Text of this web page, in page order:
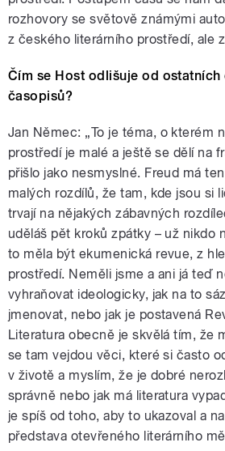
rozhovory se světově známými
z českého literárního prostředí, ale
Čím se Host odlišuje od
časopisů?
Jan Němec: „To je téma, o kterém
prostředí je malé a ještě se dělí na
přišlo jako nesmyslné. Freud má
malých rozdílů, že tam, kde jsou si
trvají na nějakých zábavných
uděláš pět kroků zpátky – už nikdo
to měla být ekumenická revue, z
prostředí. Neměli jsme a ani já teď
vyhraňovat ideologicky, jak na to
jmenovat, nebo jak je postavená
Literatura obecně je skvělá tím, že
se tam vejdou věci, které si často
v životě a myslím, že je dobré
správně nebo jak má literatura
je spíš od toho, aby to ukazoval a
představa otevřeného literárního